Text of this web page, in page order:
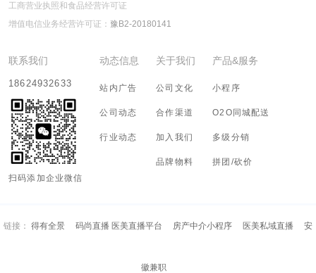
工商营业执照和食品经营许可证
增值电信业务经营许可证： 豫B2-20180141
联系我们
18624932633
扫码添加企业微信
动态信息
站内广告
公司动态
行业动态
关于我们
公司文化
合作渠道
加入我们
品牌物料
产品&服务
小程序
O2O同城配送
多级分销
拼团/砍价
链接： 得有全景 码尚直播 医美直播平台 房产中介小程序 医美私域直播 安
徽兼职